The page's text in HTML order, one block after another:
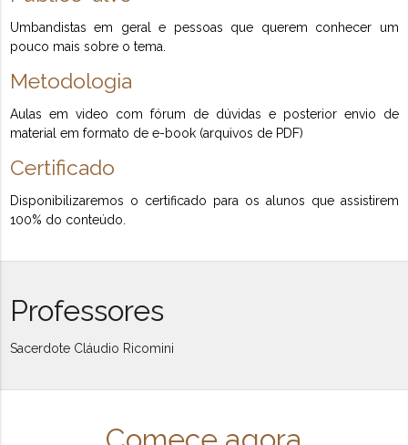
Umbandistas em geral e pessoas que querem conhecer um
pouco mais sobre o tema.
Metodologia
Aulas em video com fórum de dúvidas e posterior envio de
material em formato de e-book (arquivos de PDF)
Certificado
Disponibilizaremos o certificado para os alunos que assistirem
100% do conteúdo.
Professores
Sacerdote Cláudio Ricomini